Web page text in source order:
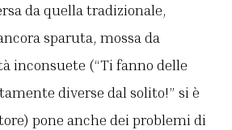
da quella tradizionale,
sparuta, mossa da
inconsuete (“Ti fanno delle
diverse dal solito!” si è
pone anche dei problemi di